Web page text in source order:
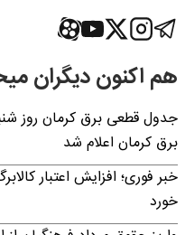
هم اکنون دیگران
برق کرمان اعلام شد
خورد